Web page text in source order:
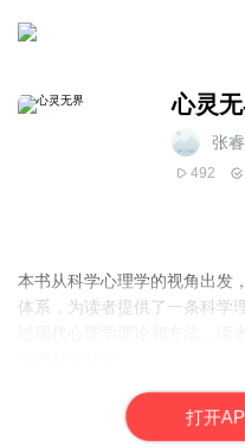
心灵
张
492
本书从科学心理学的视角出发
体系，为读者提供了一条科学
精语气等，还分析了这些理论
此外还深入探讨了内丹修行在
打开AP